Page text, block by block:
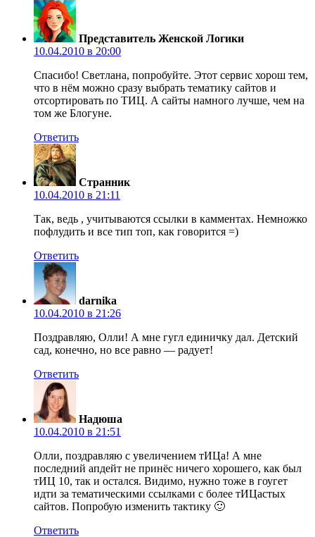
Представитель Женской Логики
10.04.2010 в 20:00
Спасибо! Светлана, попробуйте. Этот сервис хорош тем,
что в нём можно сразу выбрать тематику сайтов и
отсортировать по ТИЦ. А сайты намного лучше, чем на
том же Блогуне.
Ответить
Странник
10.04.2010 в 21:11
Так, ведь , учитываются ссылки в камментах. Немножко
пофлудить и все тип топ, как говорится =)
Ответить
darnika
10.04.2010 в 21:26
Поздравляю, Олли! А мне гугл единичку дал. Детский
сад, конечно, но все равно — радует!
Ответить
Надюша
10.04.2010 в 21:51
Олли, поздравляю с увеличением тИЦа! А мне
последний апдейт не принёс ничего хорошего, как был
тИЦ 10, так и остался. Видимо, нужно тоже в гоугет
идти за тематическими ссылками с более тИЦастых
сайтов. Попробую изменить тактику 🙂
Ответить